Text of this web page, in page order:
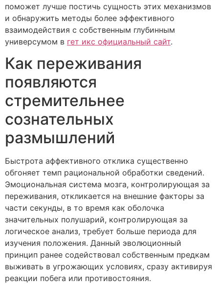
поможет лучше постичь сущность этих механизмов
и обнаружить методы более эффективного
взаимодействия с собственным глубинным
универсумом в гет икс официальный сайт.
Как переживания
появляются
стремительнее
сознательных
размышлений
Быстрота аффективного отклика существенно
обгоняет темп рациональной обработки сведений.
Эмоциональная система мозга, контролирующая за
переживания, откликается на внешние факторы за
части секунды, в то время как оболочка
значительных полушарий, контролирующая за
логическое анализ, требует больше периода для
изучения положения. Данный эволюционный
принцип ранее содействовал собственным предкам
выживать в угрожающих условиях, сразу активируя
реакции побега или противостояния.